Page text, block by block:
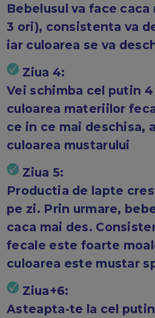
Bebelusul va face caca
3 ori), consistenta va
iar culoarea se va
Ziua 4:
Vei schimba cel putin
culoarea materiilor
ce in ce mai deschisa,
culoarea mustarului
Ziua 5:
Productia de lapte
pe zi. Prin urmare,
caca mai des.
fecale este foarte
culoarea este mustar
Ziua+6:
Asteapta-te la cel